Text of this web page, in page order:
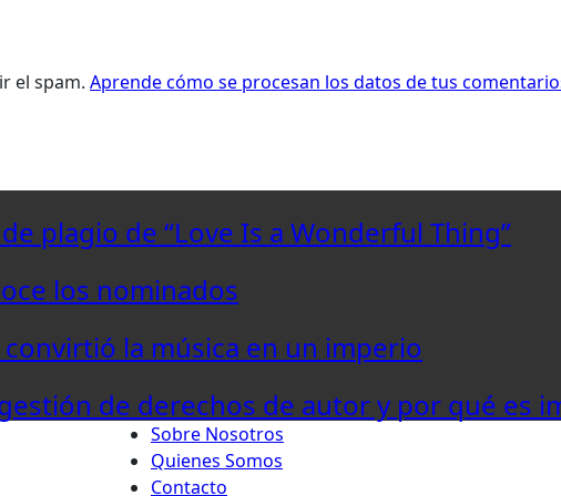
el spam. Aprende cómo se procesan los datos de tus
plagio de “Love Is a Wonderful Thing”
los nominados
convirtió la música en un imperio
de derechos de autor y por qué es
Sobre Nosotros
Quienes Somos
Contacto